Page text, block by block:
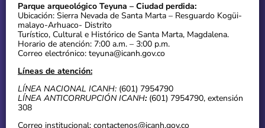
Parque arqueológico Teyuna – Ciudad perdida:
Ubicación: Sierra Nevada de Santa Marta – Resguardo Kogüi-
malayo-Arhuaco- Distrito
Turístico, Cultural e Histórico de Santa Marta, Magdalena.
Horario de atención: 7:00 a.m. – 3:00 p.m.
Correo electrónico: teyuna@icanh.gov.co
Líneas de atención:
LÍNEA NACIONAL ICANH: (601) 7954790
LÍNEA ANTICORRUPCIÓN ICANH: (601) 7954790, extensión
308
Correo institucional: contactenos@icanh.gov.co